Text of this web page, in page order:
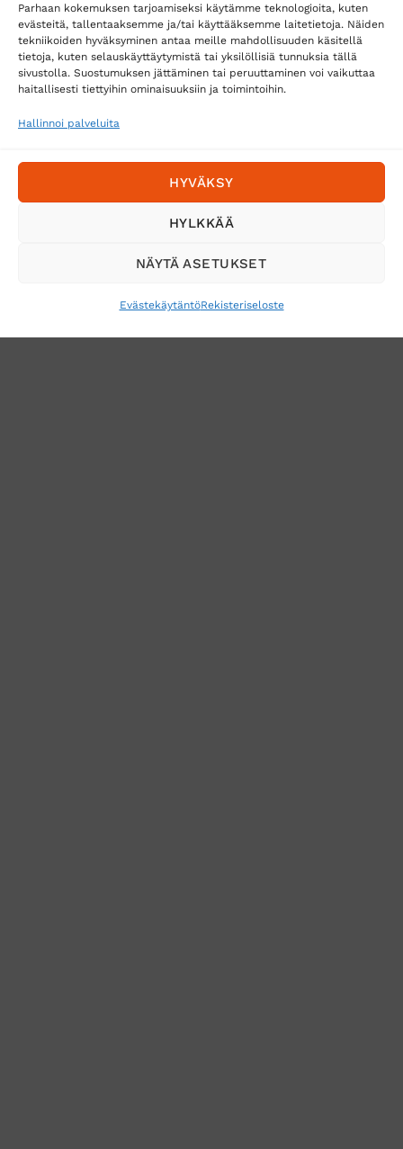
Parhaan kokemuksen tarjoamiseksi käytämme teknologioita, kuten
evästeitä, tallentaaksemme ja/tai käyttääksemme laitetietoja. Näiden
tekniikoiden hyväksyminen antaa meille mahdollisuuden käsitellä
tietoja, kuten selauskäyttäytymistä tai yksilöllisiä tunnuksia tällä
sivustolla. Suostumuksen jättäminen tai peruuttaminen voi vaikuttaa
haitallisesti tiettyihin ominaisuuksiin ja toimintoihin.
Hallinnoi palveluita
HYVÄKSY
HYLKKÄÄ
NÄYTÄ ASETUKSET
EvästekäytäntöRekisteriseloste
Postnord
Tilaa uutiskirje ja saat erikoisalennuksia